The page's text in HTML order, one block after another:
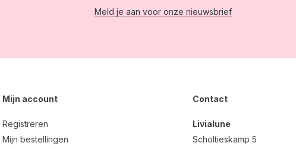
Meld je aan voor onze nieuwsbrief
Mijn account
Registreren
Mijn bestellingen
Contact
Livialune
Scholtieskamp 5